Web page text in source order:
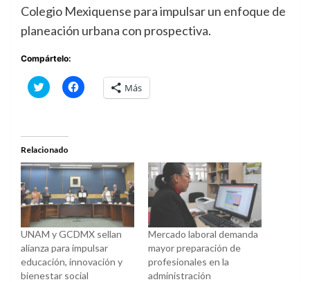
Colegio Mexiquense para impulsar un enfoque de
planeación urbana con prospectiva.
Compártelo:
Haz
clic
(Se
abre
en
una
ventana
nueva)
Haz
clic
una
ventana
nueva)
Más
Relacionado
UNAM y GCDMX sellan
alianza para impulsar
educación, innovación y
bienestar social
Mercado laboral demanda
mayor preparación de
profesionales en la
administración